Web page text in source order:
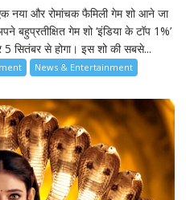
नया और रोमांचक फैमिली गेम शो आने जा
बहुप्रतीक्षित गेम शो ‘इंडिया के टॉप 1%’
5 सितंबर से होगा। इस शो की सबसे...
News & Entertainment